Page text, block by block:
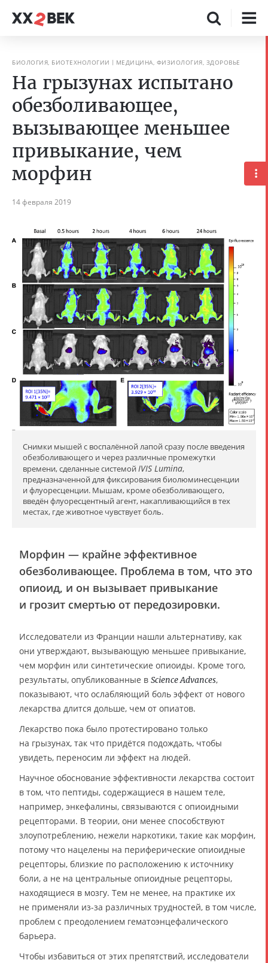
БИОЛОГИЯ, БИОТЕХНОЛОГИИ МЕДИЦИНА, ФИЗИОЛОГИЯ, ЗДОРОВЬЕ
На грызунах испытано
обезболивающее,
вызывающее меньшее
привыкание, чем
морфин
14 февраля 2019
Снимки мышей с воспалённой лапой сразу после введения
обезболивающего и через различные промежутки
времени, сделанные системой IVIS Lumina,
предназначенной для фиксирования биолюминесценции
и флуоресценции. Мышам, кроме обезболивающего,
введён флуоресцентный агент, накапливающийся в тех
местах, где животное чувствует боль.
Морфин — крайне эффективное
обезболивающее. Проблема в том, что это
опиоид, и он вызывает привыкание
и грозит смертью от передозировки.
Исследователи из Франции нашли альтернативу, как
они утверждают, вызывающую меньшее привыкание,
чем морфин или синтетические опиоиды. Кроме того,
результаты, опубликованные в Science Advances,
показывают, что ослабляющий боль эффект от нового
лекарства длится дольше, чем от опиатов.
Лекарство пока было протестировано только
на грызунах, так что придётся подождать, чтобы
увидеть, переносим ли эффект на людей.
Научное обоснование эффективности лекарства состоит
в том, что пептиды, содержащиеся в нашем теле,
например, энкефалины, связываются с опиоидными
рецепторами. В теории, они менее способствуют
злоупотреблению, нежели наркотики, такие как морфин,
потому что нацелены на периферические опиоидные
рецепторы, близкие по расположению к источнику
боли, а не на центральные опиоидные рецепторы,
находящиеся в мозгу. Тем не менее, на практике их
не применяли из-за различных трудностей, в том числе,
проблем с преодолением гематоэнцефалического
барьера.
Чтобы избавиться от этих препятствий, исследователи